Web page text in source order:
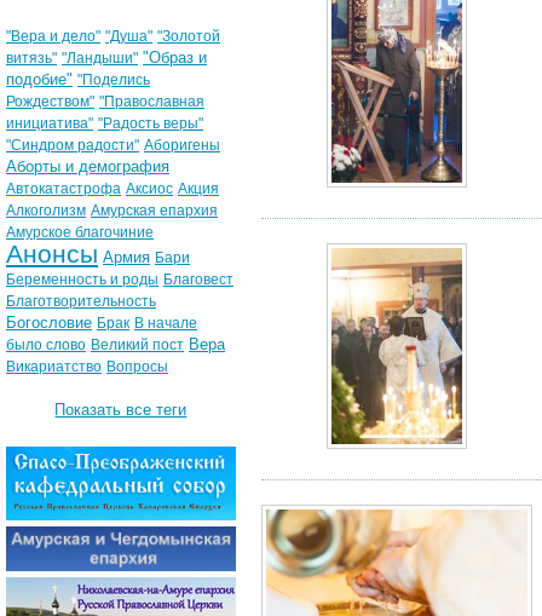
"Вера и дело" "Душа" "Золотой
витязь" "Ландыши" "Образ и
подобие" "Поделись
Рождеством" "Православная
инициатива" "Радость веры"
"Синдром радости" Аборигены
Аборты и демография
Автокатастрофа Аксиос Акция
Алкоголизм Амурская епархия
Амурское благочиние
Анонсы Армия Бари
Беременность и роды Благовест
Благотворительность
Богословие Брак В начале
было слово Великий пост Вера
Викариатство Вопросы
Показать все теги